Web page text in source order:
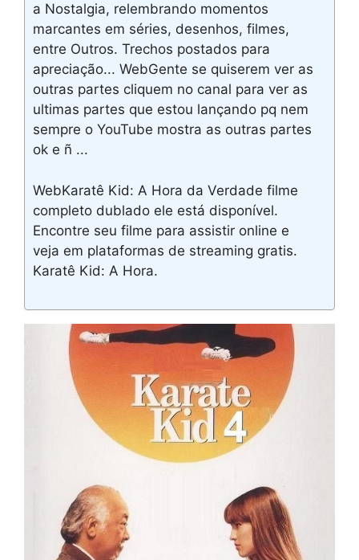
a Nostalgia, relembrando momentos
marcantes em séries, desenhos, filmes,
entre Outros. Trechos postados para
apreciação... WebGente se quiserem ver as
outras partes cliquem no canal para ver as
ultimas partes que estou lançando pq nem
sempre o YouTube mostra as outras partes
ok e ñ ...
WebKaratê Kid: A Hora da Verdade filme
completo dublado ele está disponível.
Encontre seu filme para assistir online e
veja em plataformas de streaming gratis.
Karatê Kid: A Hora.